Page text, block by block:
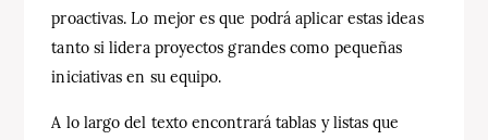
proactivas. Lo mejor es que podrá aplicar estas ideas
tanto si lidera proyectos grandes como pequeñas
iniciativas en su equipo.
A lo largo del texto encontrará tablas y listas que